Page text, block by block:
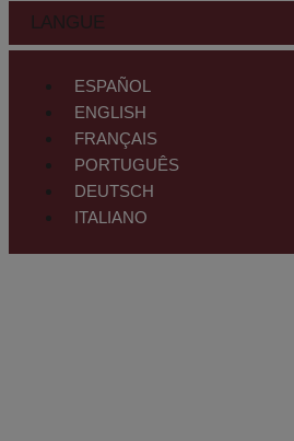
LANGUE
ESPAÑOL
ENGLISH
FRANÇAIS
PORTUGUÊS
DEUTSCH
ITALIANO